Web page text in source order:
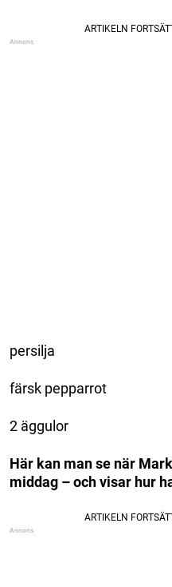
persilja
färsk pepparrot
2 äggulor
Här kan man se när
middag – och visar hur